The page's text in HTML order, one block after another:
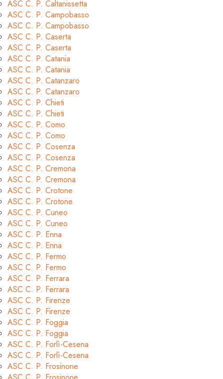
ASC C. P. Caltanissetta
ASC C. P. Campobasso
ASC C. P. Campobasso
ASC C. P. Caserta
ASC C. P. Caserta
ASC C. P. Catania
ASC C. P. Catania
ASC C. P. Catanzaro
ASC C. P. Catanzaro
ASC C. P. Chieti
ASC C. P. Chieti
ASC C. P. Como
ASC C. P. Como
ASC C. P. Cosenza
ASC C. P. Cosenza
ASC C. P. Cremona
ASC C. P. Cremona
ASC C. P. Crotone
ASC C. P. Crotone
ASC C. P. Cuneo
ASC C. P. Cuneo
ASC C. P. Enna
ASC C. P. Enna
ASC C. P. Fermo
ASC C. P. Fermo
ASC C. P. Ferrara
ASC C. P. Ferrara
ASC C. P. Firenze
ASC C. P. Firenze
ASC C. P. Foggia
ASC C. P. Foggia
ASC C. P. Forlì-Cesena
ASC C. P. Forlì-Cesena
ASC C. P. Frosinone